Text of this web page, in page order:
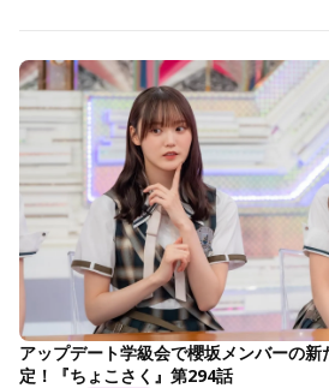
アップデート学級会で櫻坂メンバーの
定！『ちょこさく』第294話